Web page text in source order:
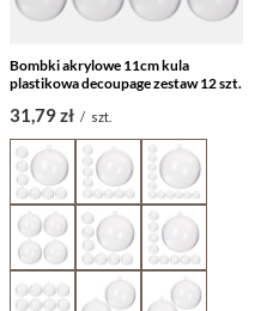
Bombki akrylowe 11cm kula
plastikowa decoupage zestaw 12 szt.
31,79 zł / szt.